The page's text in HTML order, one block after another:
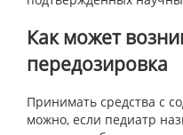
Как может
передозировка
Принимать средства с
можно, если педиатр